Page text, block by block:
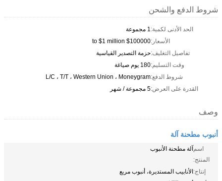
شروط الدفع والشحن
الحد الأدنى لكمية:1 مجموعة
الأسعار:$100000 to $1 million
تفاصيل التغليف:حزمة التصدير القياسية
وقت التسليم:180 يوم صياغة
شروط الدفع:L/C ، T/T ، Western Union ، Moneygram
القدرة على العرض:5 مجموعة / شهر
وصف
أنبوب مطحنة آلة
اسم
المنتج:
آلة مطحنة الأنبوب
إنتاج:الأنابيب المستديرة، أنبوب مربع